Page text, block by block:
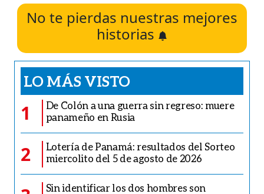
No te pierdas nuestras mejores
historias
LO MÁS VISTO
1
De Colón a una guerra sin regreso: muere
panameño en Rusia
2
Lotería de Panamá: resultados del Sorteo
miercolito del 5 de agosto de 2026
Sin identificar los dos hombres son